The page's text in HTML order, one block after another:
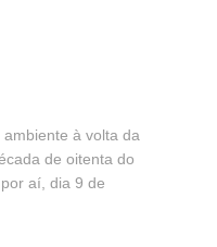
à volta da
de oitenta do
aí, dia 9 de